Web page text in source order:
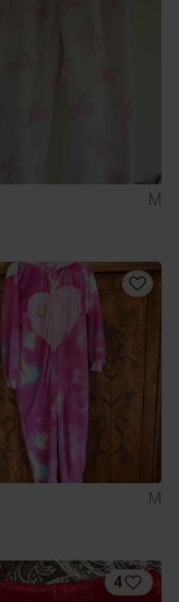
M
M
4